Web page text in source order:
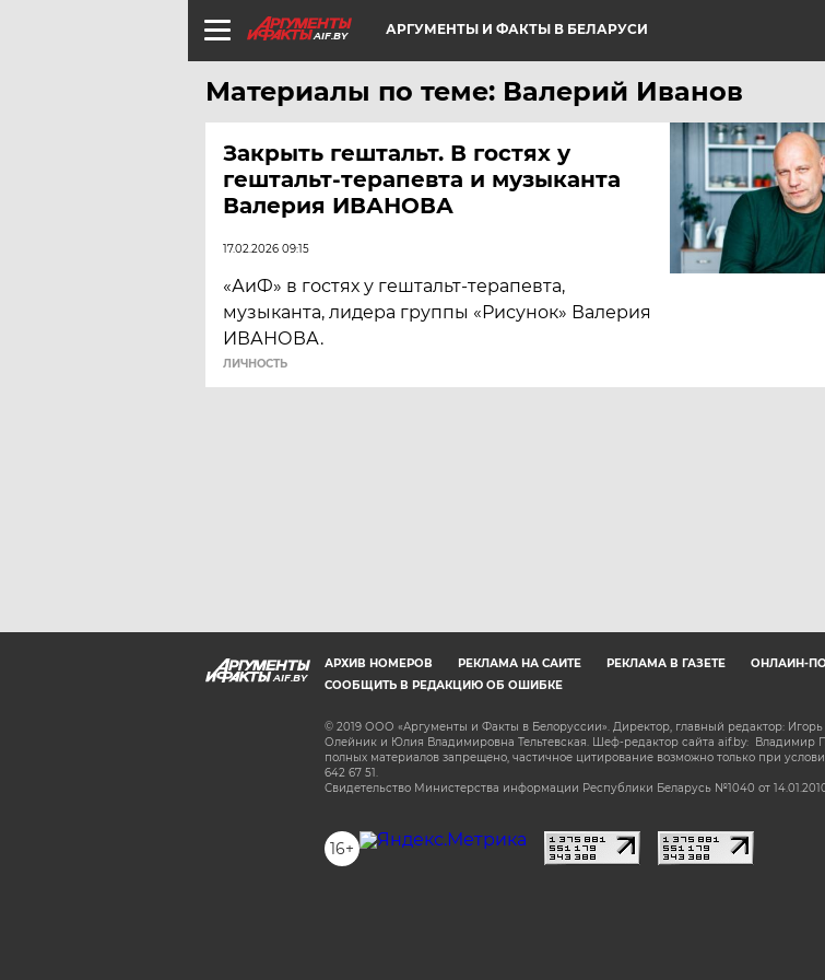
AIF.BY АРГУМЕНТЫ И ФАКТЫ В БЕЛАРУСИ
Материалы по теме: Валерий Иванов
Закрыть гештальт. В гостях у
гештальт-терапевта и музыканта
Валерия ИВАНОВА
17.02.2026 09:15
«АиФ» в гостях у гештальт-терапевта,
музыканта, лидера группы «Рисунок» Валерия
ИВАНОВА.
ЛИЧНОСТЬ
AIF.BY
АРХИВ НОМЕРОВ РЕКЛАМА НА САЙТЕ РЕКЛАМА В ГАЗЕТЕ
ОНЛАЙН-
СООБЩИТЬ В РЕДАКЦИЮ ОБ ОШИБКЕ
© 2019 ООО «Аргументы и Факты в Белоруссии». Директор, главный редактор:
Олейник и Юлия Владимировна Тельтевская. Шеф-редактор сайта aif.by:
полных материалов запрещено, частичное цитирование возможно только при
642 67 51.
Свидетельство Министерства информации Республики Беларусь №1040 от
16+